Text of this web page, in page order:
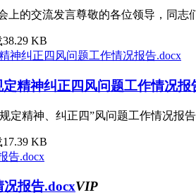
上的交流发言尊敬的各位领导，同
38.29 KB
精神纠正四风问题工作情况报
定精神、纠正四”风问题工作情况报
17.39 KB
况报告.docxVIP